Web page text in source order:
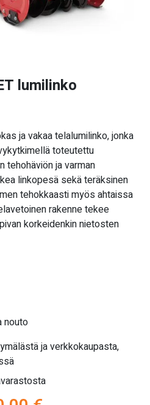
lumilinko
ja vakaa telalumilinko, jonka
toteutettu
tehohäviön ja varman
linkopesä sekä teräksinen
tehokkaasti myös ahtaissa
rakenne tekee
korkeidenkin nietosten
nouto
ja verkkokaupasta,